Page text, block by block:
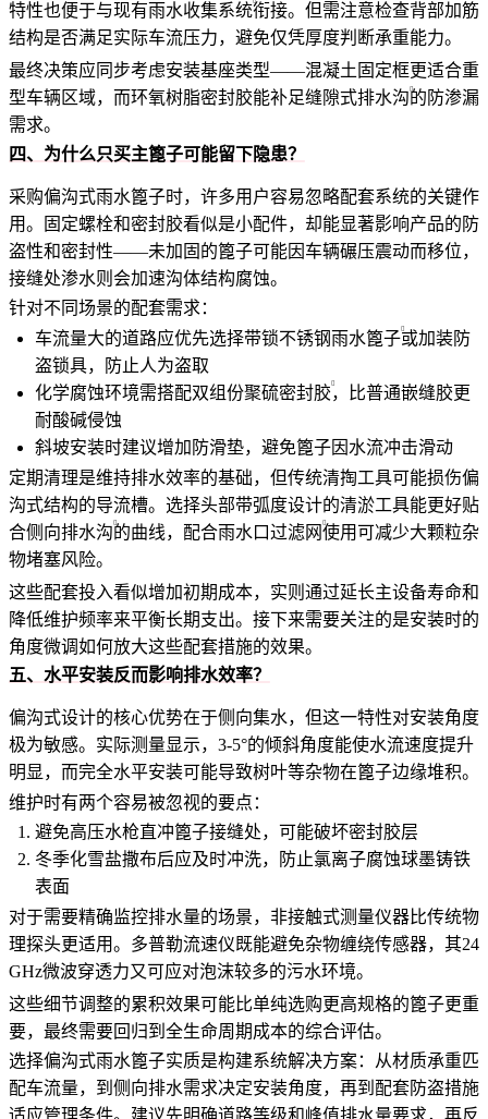
特性也便于与现有雨水收集系统衔接。但需注意检查背部加筋
结构是否满足实际车流压力，避免仅凭厚度判断承重能力。
最终决策应同步考虑安装基座类型——混凝土固定框更适合重
型车辆区域，而环氧树脂密封胶能补足缝隙式排水沟的防渗漏
需求。
四、为什么只买主篦子可能留下隐患？
采购偏沟式雨水篦子时，许多用户容易忽略配套系统的关键作
用。固定螺栓和密封胶看似是小配件，却能显著影响产品的防
盗性和密封性——未加固的篦子可能因车辆碾压震动而移位，
接缝处渗水则会加速沟体结构腐蚀。
针对不同场景的配套需求：
车流量大的道路应优先选择带锁不锈钢雨水篦子或加装防
盗锁具，防止人为盗取
化学腐蚀环境需搭配双组份聚硫密封胶，比普通嵌缝胶更
耐酸碱侵蚀
斜坡安装时建议增加防滑垫，避免篦子因水流冲击滑动
定期清理是维持排水效率的基础，但传统清掏工具可能损伤偏
沟式结构的导流槽。选择头部带弧度设计的清淤工具能更好贴
合侧向排水沟的曲线，配合雨水口过滤网使用可减少大颗粒杂
物堵塞风险。
这些配套投入看似增加初期成本，实则通过延长主设备寿命和
降低维护频率来平衡长期支出。接下来需要关注的是安装时的
角度微调如何放大这些配套措施的效果。
五、水平安装反而影响排水效率？
偏沟式设计的核心优势在于侧向集水，但这一特性对安装角度
极为敏感。实际测量显示，3-5°的倾斜角度能使水流速度提升
明显，而完全水平安装可能导致树叶等杂物在篦子边缘堆积。
维护时有两个容易被忽视的要点：
避免高压水枪直冲篦子接缝处，可能破坏密封胶层
冬季化雪盐撒布后应及时冲洗，防止氯离子腐蚀球墨铸铁
表面
对于需要精确监控排水量的场景，非接触式测量仪器比传统物
理探头更适用。多普勒流速仪既能避免杂物缠绕传感器，其24
GHz微波穿透力又可应对泡沫较多的污水环境。
这些细节调整的累积效果可能比单纯选购更高规格的篦子更重
要，最终需要回归到全生命周期成本的综合评估。
选择偏沟式雨水篦子实质是构建系统解决方案：从材质承重匹
配车流量，到侧向排水需求决定安装角度，再到配套防盗措施